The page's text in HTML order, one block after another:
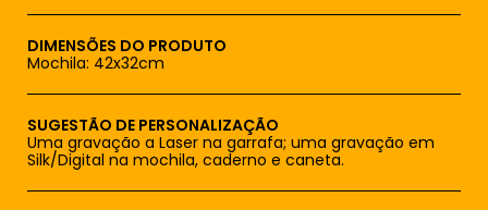
DIMENSÕES DO PRODUTO
Mochila: 42x32cm
SUGESTÃO DE PERSONALIZAÇÃO
Uma gravação a Laser na garrafa; uma gravação em
Silk/Digital na mochila, caderno e caneta.